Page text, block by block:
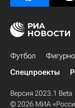
Футбол
Спецпроекты
Версия 2023.1 Beta
© 2026 МИА